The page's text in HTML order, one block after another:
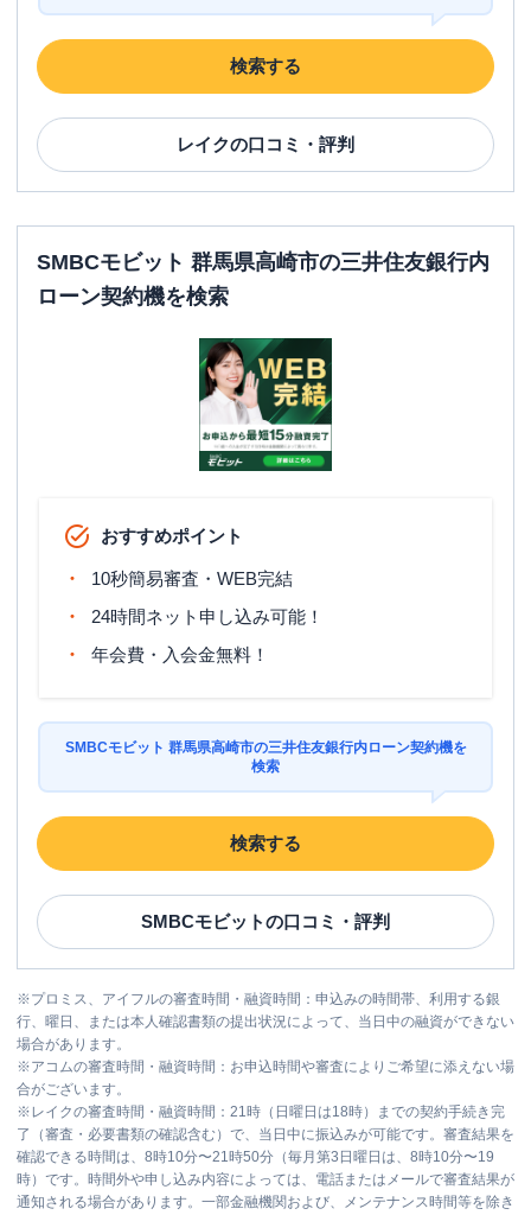
検索する
レイクの口コミ・評判
SMBCモビット 群馬県高崎市の三井住友銀行内
ローン契約機を検索
おすすめポイント
10秒簡易審査・WEB完結
24時間ネット申し込み可能！
年会費・入会金無料！
SMBCモビット 群馬県高崎市の三井住友銀行内ローン契約機を
検索
検索する
SMBCモビットの口コミ・評判
※プロミス、アイフルの審査時間・融資時間：申込みの時間帯、利用する銀
行、曜日、または本人確認書類の提出状況によって、当日中の融資ができない
場合があります。
※アコムの審査時間・融資時間：お申込時間や審査によりご希望に添えない場
合がございます。
※ レイクの審査時間・融資時間：21時（日曜日は18時）までの契約手続き完
了（審査・必要書類の確認含む）で、当日中に振込みが可能です。審査結果を
確認できる時間は、8時10分〜21時50分（毎月第3日曜日は、8時10分〜19
時）です。時間外や申し込み内容によっては、電話またはメールで審査結果が
通知される場合があります。一部金融機関および、メンテナンス時間等を除き